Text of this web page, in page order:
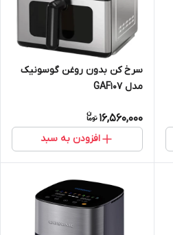
سرخ کن بدون روغن گوسونیک
مدل GAF107
16,560,000
افزودن به سبد